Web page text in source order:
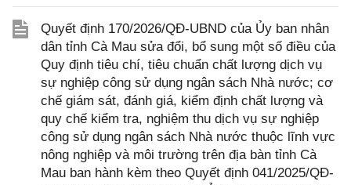
Quyết định 170/2026/QĐ-UBND của Ủy ban nhân
dân tỉnh Cà Mau sửa đổi, bổ sung một số điều của
Quy định tiêu chí, tiêu chuẩn chất lượng dịch vụ
sự nghiệp công sử dụng ngân sách Nhà nước; cơ
chế giám sát, đánh giá, kiểm định chất lượng và
quy chế kiểm tra, nghiệm thu dịch vụ sự nghiệp
công sử dụng ngân sách Nhà nước thuộc lĩnh vực
nông nghiệp và môi trường trên địa bàn tỉnh Cà
Mau ban hành kèm theo Quyết định 041/2025/QĐ-